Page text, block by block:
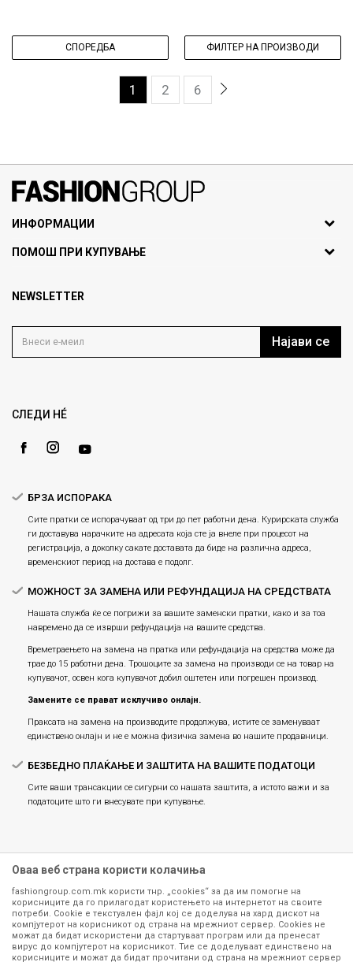
СПОРЕДБА ФИЛТЕР НА ПРОИЗВОДИ
1 2 6
ИНФОРМАЦИИ
За нас
Продавници
Блог
Gift Card
ПОМОШ ПРИ КУПУВАЊЕ
Политика на приватност
Како да купите
Замена и рефундација на производи
NEWSLETTER
Најави се
СЛЕДИ НÉ
БРЗА ИСПОРАКА
Сите пратки се испорачуваат од три до пет работни дена. Курирската служба
ги доставува нарачките на адресата која сте ја внеле при процесот на
регистрација, а доколку сакате доставата да биде на различна адреса,
временскиот период на достава е подолг.
МОЖНОСТ ЗА ЗАМЕНА ИЛИ РЕФУНДАЦИЈА НА СРЕДСТВАТА
Нашата служба ќе се погрижи за вашите заменски пратки, како и за тоа
навремено да се изврши рефундација на вашите средства.
Времетраењето на замена на пратка или рефундацијa на средства може да
трае до 15 работни дена. Трошоците за замена на производи се на товар на
купувачот, освен кога купувачот добил оштетен или погрешен производ.
Замените се прават исклучиво онлајн.
Праксата на замена на производите продолжува, истите се заменуваат
единствено онлајн и не е можна физичка замена во нашите продавници.
БЕЗБЕДНО ПЛАЌАЊЕ И ЗАШТИТА НА ВАШИТЕ ПОДАТОЦИ
Сите ваши трансакции се сигурни со нашата заштита, а истото важи и за
податоците што ги внесувате при купување.
Сите информации околу производите кои се изложени на нашата
онлајн продавница се стремиме да бидат конкретни, точни и прецизни,
Оваа веб страна користи колачиња
fashiongroup.com.mk користи тнр. „cookies“ за да им помогне на
корисниците да го прилагодат користењето на интернетот на своите
потреби. Cookie е текстуален фајл кој се доделува на хард дискот на
компјутерот на корисникот од страна на мрежниот сервер. Cookies не
можат да бидат искористени да стартуваат програм или да пренесат
вирус до компјутерот на корисникот. Тие се доделуваат единствено на
корисниците и можат да бидат прочитани од страна на мрежниот сервер